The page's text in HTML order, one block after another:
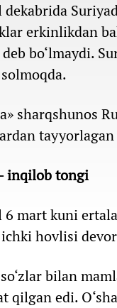
dekabrida
erkinlikdan
bo‘lmaydi.
sharqshunos
inqilob tongi
6 mart kuni
hovlisi
bilan
qilgan edi.